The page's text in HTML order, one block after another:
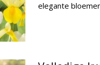
elegante